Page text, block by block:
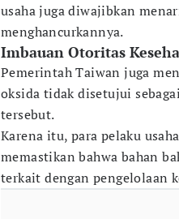
usaha juga diwajibkan
menghancurkannya.
Imbauan Otoritas
Pemerintah Taiwan juga
oksida tidak disetujui
tersebut.
Karena itu, para pelaku
memastikan bahwa bahan
terkait dengan pengelolaan